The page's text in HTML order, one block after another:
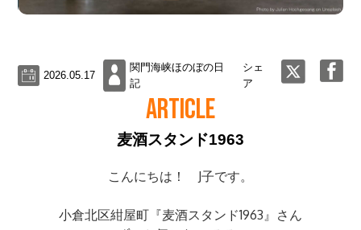
2026.05.17
関門海峡ほのぼの日
記
シェ
ア
ARTICLE
麦酒スタンド1963